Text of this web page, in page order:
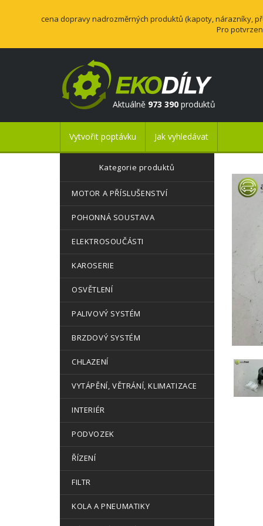
cena dopravy nadrozměrných produktů (kapoty, nárazníky,
Pro
Aktuálně 973 390 produktů
Vytvořit poptávku Jak vyhledávat
Kategorie produktů
MOTOR A PŘÍSLUŠENSTVÍ
POHONNÁ SOUSTAVA
ELEKTROSOUČÁSTI
KAROSERIE
OSVĚTLENÍ
PALIVOVÝ SYSTÉM
BRZDOVÝ SYSTÉM
CHLAZENÍ
VYTÁPĚNÍ, VĚTRÁNÍ, KLIMATIZACE
INTERIÉR
PODVOZEK
ŘÍZENÍ
FILTR
KOLA A PNEUMATIKY